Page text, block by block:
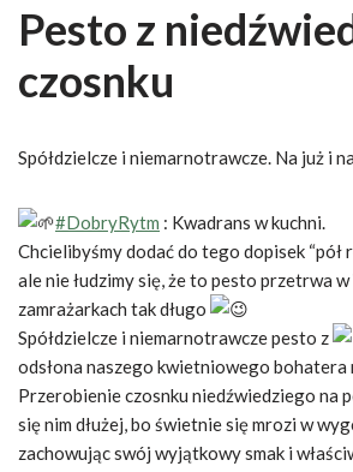
Pesto z
czosnku
Spółdzielcze i niemarnotrawcze. Na już i
#DobryRytm : Kwadrans w kuchni.
Chcielibyśmy dodać do tego dopisek “pół
ale nie łudzimy się, że to pesto przetrwa w
zamrażarkach tak długo
Spółdzielcze i niemarnotrawcze pesto z
odsłona naszego kwietniowego bohatera
Przerobienie czosnku niedźwiedziego na
się nim dłużej, bo świetnie się mrozi w
zachowując swój wyjątkowy smak i